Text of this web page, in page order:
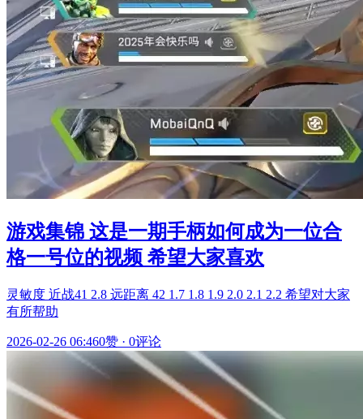
游戏集锦 这是一期手柄如何成为一位合
格一号位的视频 希望大家喜欢
灵敏度 近战41 2.8 远距离 42 1.7 1.8 1.9 2.0 2.1 2.2 希望对大家
有所帮助
2026-02-26 06:460赞 · 0评论